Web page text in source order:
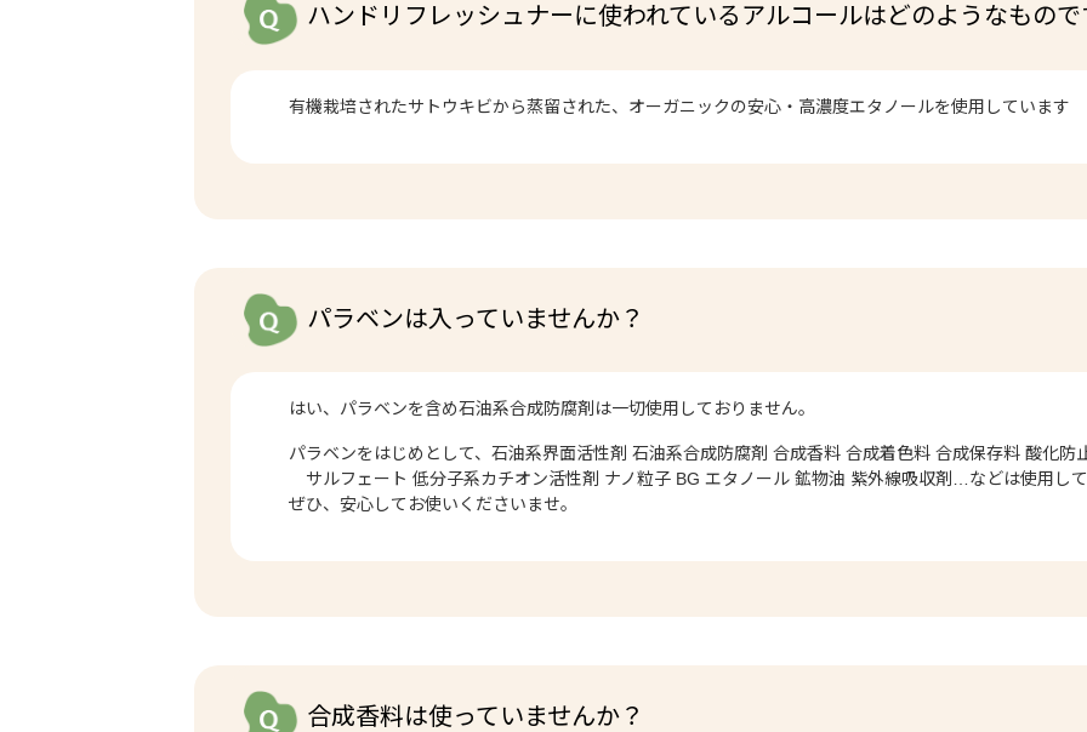
ハンドリフレッシュナーに使われているアルコールはどのようなもので
有機栽培されたサトウキビから蒸留された、オーガニックの安心・高濃度エタノールを使用しています
パラベンは入っていませんか？
はい、パラベンを含め石油系合成防腐剤は一切使用しておりません。
パラベンをはじめとして、石油系界面活性剤 石油系合成防腐剤 合成香料 合成着色料 合成保存料 酸化防
サルフェート 低分子系カチオン活性剤 ナノ粒子 BG エタノール 鉱物油 紫外線吸収剤…などは使用して
ぜひ、安心してお使いくださいませ。
合成香料は使っていませんか？